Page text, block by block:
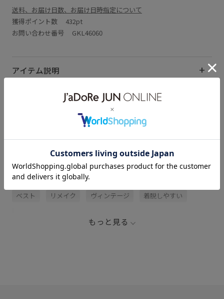
送料、お届け日数、お届け日時指定について
獲得ポイント数 432pt
お問い合わせ番号 GKL46060
アイテム説明
サイズ・素材・お手入れ方法
60JUN elephant TRIBAL fabrics
ベスト リメイク ヴィンテージ 着脱しやすい
もっと見る